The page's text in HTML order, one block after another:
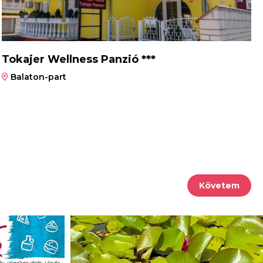
Tokajer Wellness Panzió ***
Balaton-part
Követem